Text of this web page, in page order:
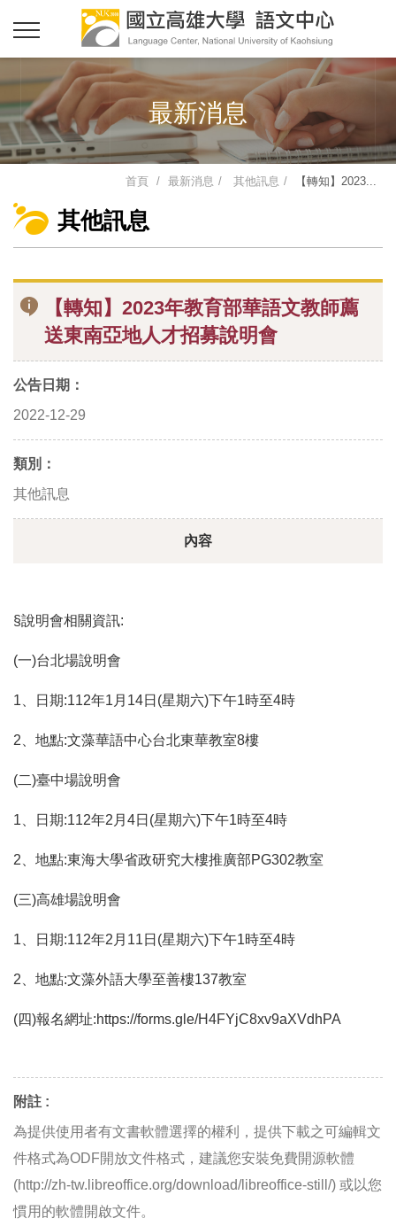
最新消息
首頁 最新消息 其他訊息 【轉知】2023...
其他訊息
【轉知】2023年教育部華語文教師薦
送東南亞地人才招募說明會
公告日期：
2022-12-29
類別：
其他訊息
內容
§說明會相關資訊:
(一)台北場說明會
1、日期:112年1月14日(星期六)下午1時至4時
2、地點:文藻華語中心台北東華教室8樓
(二)臺中場說明會
1、日期:112年2月4日(星期六)下午1時至4時
2、地點:東海大學省政研究大樓推廣部PG302教室
(三)高雄場說明會
1、日期:112年2月11日(星期六)下午1時至4時
2、地點:文藻外語大學至善樓137教室
(四)報名網址:https://forms.gle/H4FYjC8xv9aXVdhPA
附註 :
為提供使用者有文書軟體選擇的權利，提供下載之可編輯文
件格式為ODF開放文件格式，建議您安裝免費開源軟體
(http://zh-tw.libreoffice.org/download/libreoffice-still/) 或以您
慣用的軟體開啟文件。